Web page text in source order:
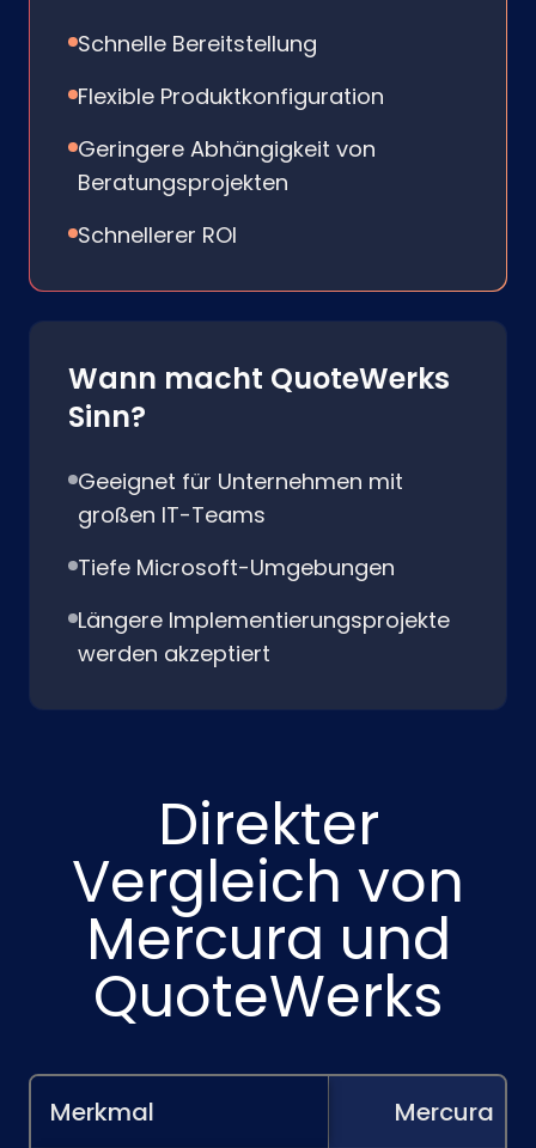
Schnelle Bereitstellung
Flexible Produktkonfiguration
Geringere Abhängigkeit von
Beratungsprojekten
Schnellerer ROI
Wann macht QuoteWerks
Sinn?
Geeignet für Unternehmen mit
großen IT-Teams
Tiefe Microsoft-Umgebungen
Längere Implementierungsprojekte
werden akzeptiert
Direkter
Vergleich von
Mercura und
QuoteWerks
Merkmal Mercura